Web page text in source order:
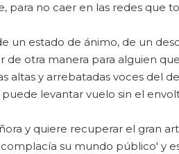
para no caer en las redes que
un estado de ánimo, de un
de otra manera para alguien
altas y arrebatadas voces del
levantar vuelo sin el
y quiere recuperar el gran
su mundo público' y